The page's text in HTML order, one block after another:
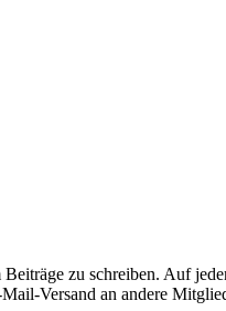
zu schreiben. Auf
Versand an andere